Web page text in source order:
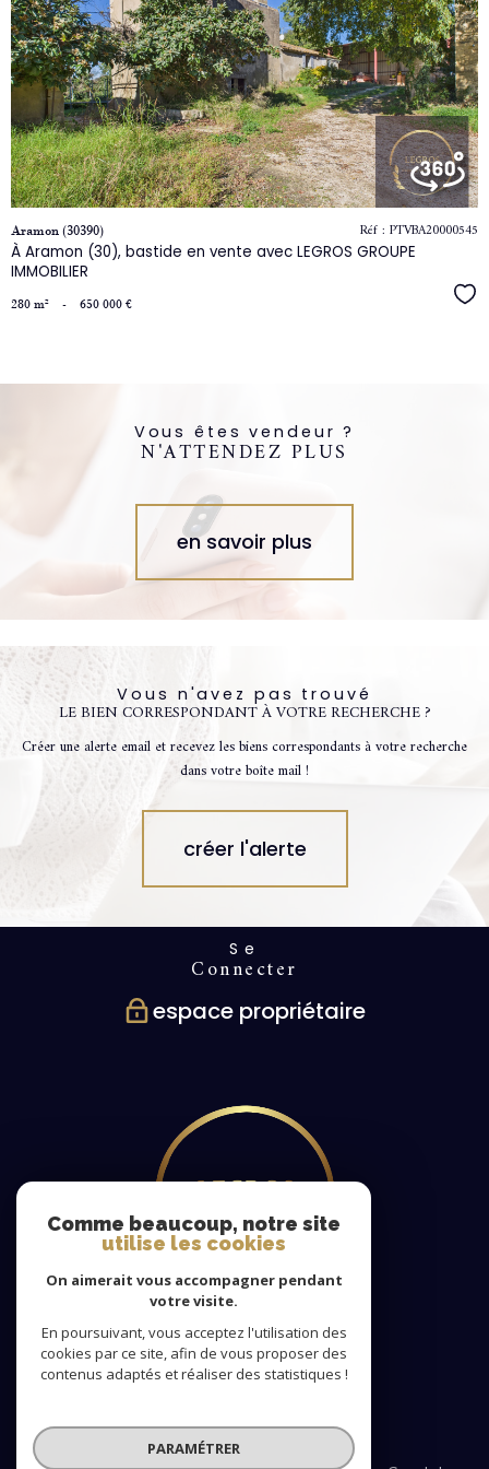
le
bien
Aramon (30390)
À Aramon (30), bastide en vente avec LEGROS GROUPE
IMMOBILIER
Réf : PTVBA20000545
280 m² - 650 000 €
Vous êtes vendeur ?
N'ATTENDEZ PLUS
en savoir plus
Vous n'avez pas trouvé
LE BIEN CORRESPONDANT À VOTRE RECHERCHE ?
Créer une alerte email et recevez les biens correspondants à votre recherche
dans votre boîte mail !
créer l'alerte
Se
connecter
espace propriétaire
Nous
adhérons
Comme beaucoup, notre site
utilise les cookies
On aimerait vous accompagner pendant
votre visite.
En poursuivant, vous acceptez l'utilisation des
cookies par ce site, afin de vous proposer des
contenus adaptés et réaliser des statistiques !
PARAMÉTRER